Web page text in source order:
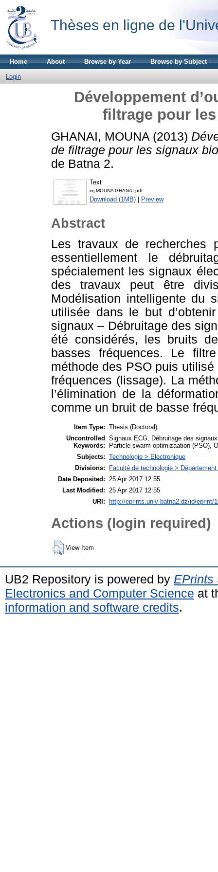
Thèses en ligne de
Home About Browse by Year Browse by Subject
Login
Développement
filtrage pour
GHANAI, MOUNA (2013)
de filtrage pour les signaux
de Batna 2.
Text
inj MOUNA GHANAI.pdf
Download (1MB) | Preview
Abstract
Les travaux de recherches
essentiellement le
spécialement les signaux
des travaux peut être
Modélisation intelligente du
utilisée dans le but
signaux – Débruitage des
été considérés, les bruits
basses fréquences. Le
méthode des PSO puis
fréquences (lissage). La
l’élimination de la
comme un bruit de basse
Item Type: Thesis (Doctoral)
Uncontrolled
Keywords:
Signaux ECG, Débruitage des
Particle swarm optimizaation (PSO),
Subjects: Technologie > Electronique
Divisions:
Faculté de technologie >
Date Deposited:
25 Apr 2017 12:55
Last Modified:
25 Apr 2017 12:55
URI:
http://eprints.univ-batna2.dz/id/eprint/
Actions (login required)
View Item
UB2 Repository is powered by EPrints
Electronics and Computer Science at
information and software credits.